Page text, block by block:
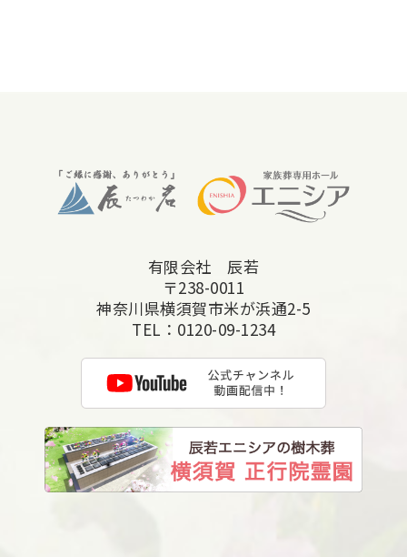
2025年8月
2025年1月
2024年12月
有限会社 辰若
〒238-0011
神奈川県横須賀市米が浜通2-5
TEL： 0120-09-1234